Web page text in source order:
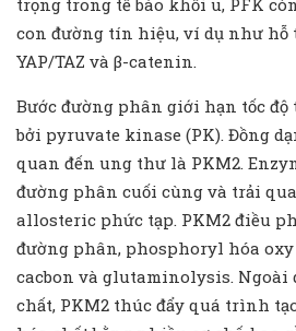
con đường tín hiệu, ví dụ như hỗ
YAP/TAZ và β-catenin.
Bước đường phân giới hạn tốc độ
bởi pyruvate kinase (PK). Đồng
quan đến ung thư là PKM2.
đường phân cuối cùng và trải
allosteric phức tạp. PKM2 điều
đường phân, phosphoryl hóa
cacbon và glutaminolysis.
chất, PKM2 thúc đẩy quá trình